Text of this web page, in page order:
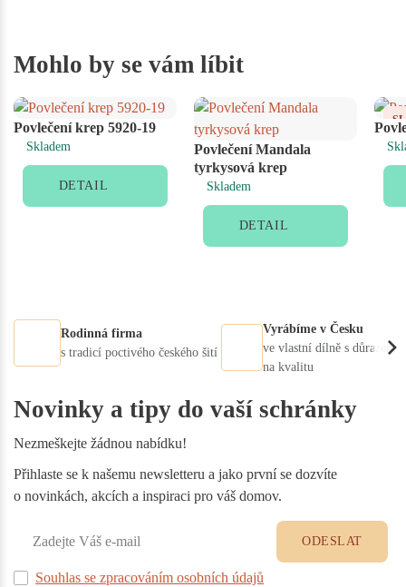
Mohlo by se vám líbit
Povlečení krep 5920-19
Skladem
DETAIL
Povlečení Mandala
tyrkysová krep
Skladem
DETAIL
Rodinná firma
s tradicí poctivého českého šití
Vyrábíme v Česku
ve vlastní dílně s důrazem
na kvalitu
Novinky a tipy do vaší schránky
Nezmeškejte žádnou nabídku!
Přihlaste se k našemu newsletteru a jako první se dozvíte
o novinkách, akcích a inspiraci pro váš domov.
Souhlas se zpracováním osobních údajů
ODESLAT